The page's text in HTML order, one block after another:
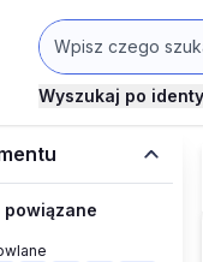
Wyszukaj po